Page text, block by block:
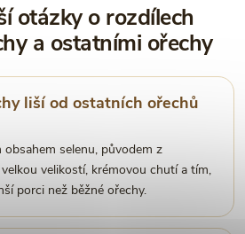
otázky o rozdílech
a ostatními ořechy
liší od ostatních ořechů
obsahem selenu, původem z
velikostí, krémovou chutí a tím,
porci než běžné ořechy.